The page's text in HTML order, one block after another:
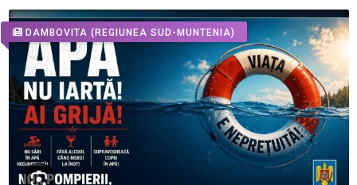
DAMBOVITA (REGIUNEA SUD-MUNTENIA)